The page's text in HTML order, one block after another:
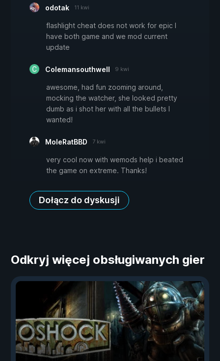
odotak 11 kwi
flashlight cheat does not work for epic I
have both game and we mod current
update
Colemansouthwell 9 kwi
awesome, had fun zooming around,
mocking the watcher, she looked pretty
dumb as i shot her with all the bullets I
wanted!
MoleRatBBD 7 kwi
very cool now with wemods help i beated
the game on extreme. Thanks!
Dołącz do dyskusji
Odkryj więcej obsługiwanych gier